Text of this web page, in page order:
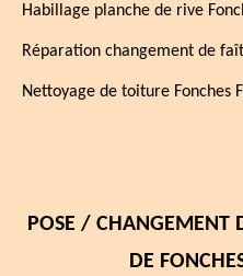
Habillage planche de rive
Réparation changement de
Nettoyage de toiture Fonches
POSE / CHANGEMENT
DE